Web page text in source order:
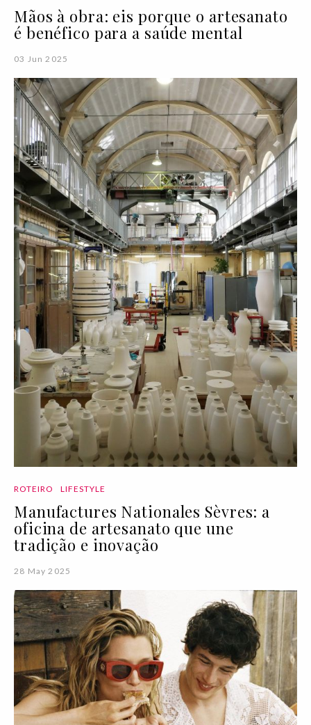
Mãos à obra: eis porque o artesanato
é benéfico para a saúde mental
03 Jun 2025
ROTEIRO LIFESTYLE
Manufactures Nationales Sèvres: a
oficina de artesanato que une
tradição e inovação
28 May 2025